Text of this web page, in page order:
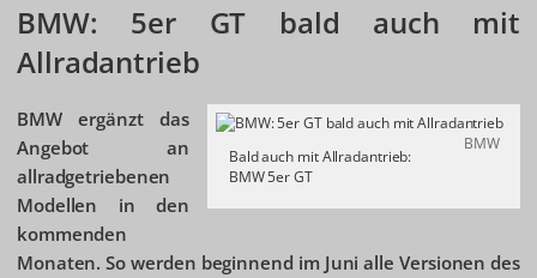
BMW: 5er GT bald auch mit
Allradantrieb
BMW
Bald auch mit Allradantrieb:
BMW 5er GT
BMW ergänzt das
Angebot an
allradgetriebenen
Modellen in den
kommenden
Monaten. So werden beginnend im Juni alle Versionen des